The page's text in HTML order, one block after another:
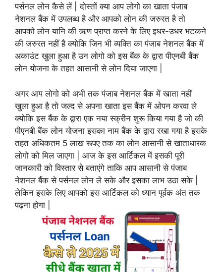
पर्सनल लोन कैसे लें | दोस्तों क्या आप लोगो का खाता पंजाब
नेशनल बैंक में उपलब्ध है और आपको लोन की जरुरत है तो
आपको लोन यानि की ऋण प्राप्त करने के लिए इधर-उधर भटकने
की जरुरत नहीं है क्योकि जिन भी व्यक्ति का पंजाब नेशनल बैंक में
अकाउंट खुला हुआ है उन लोगो को इस बैंक के द्वारा पीएनबी बैंक
लोन योजना के तहत आसानी से लोन दिया जाएगा |
अगर आप लोगो को अभी तक पंजाब नेशनल बैंक में खाता नहीं
खुला हुआ है तो जल्द से अपना खाता इस बैंक में ओपन करवा ले
क्योकि इस बैंक के द्वारा एक नया स्क्रीन शुरू किया गया है जो की
पीएनबी बैंक लोन योजना इसका नाम बैंक के द्वारा रखा गया है इसके
तहत अधिकतम 5 लाख रूपए तक का लोन आसानी से खाताधारक
लोगो को मिल जाएगा | आज के इस आर्टिकल में इसकी पूरी
जानकारी को विस्तार से बताएंगे ताकि आप आसानी से पंजाब
नेशनल बैंक से पर्सनल लोन ले सके और इसका लाभ उठा सके |
लेकिन इसके लिए आपको इस आर्टिकल को ध्यान पूर्वक अंत तक
पढ़ना होगा |